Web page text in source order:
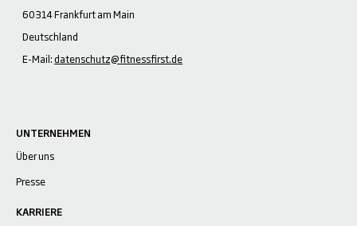
60314 Frankfurt am Main
Deutschland
E-Mail:datenschutz@fitnessfirst.de
UNTERNEHMEN
Über uns
Presse
KARRIERE